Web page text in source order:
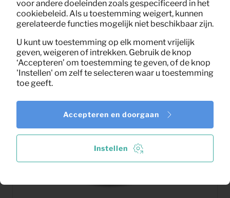
voor andere doeleinden zoals gespecificeerd in het
cookiebeleid. Als u toestemming weigert, kunnen
gerelateerde functies mogelijk niet beschikbaar zijn.
U kunt uw toestemming op elk moment vrijelijk
geven, weigeren of intrekken. Gebruik de knop
‘Accepteren’ om toestemming te geven, of de knop
'Instellen' om zelf te selecteren waar u toestemming
toe geeft.
Instellen
Accepteren en doorgaan